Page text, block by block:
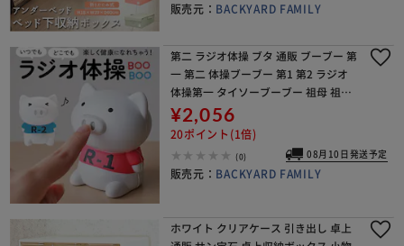
販売元： BACKYARD FAMILY
第二 ラジオ体操 ブタ 通販 ブーブー 第
一 第二 体操ブーブー 第1 第2 ラジオ
体操第一 タイソーブーブー 祖母 祖父
敬老の日 ギフト 男性 女性 母 父 孫 子
供 どこでも アウトドア 運動
¥2,056
20ポイント(1倍)
(0) 08月10日発送予定
販売元： BACKYARD FAMILY
ホワイト クリアケース 引き出し 卓上